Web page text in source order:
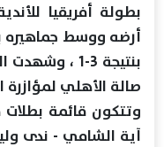
بطولة أفريقيا
أرضه ووسط جماهيره
بنتيجة 3-1 ،
صالة الأهلي لمؤازرة
وتتكون قائمة
آية الشامي - ندى